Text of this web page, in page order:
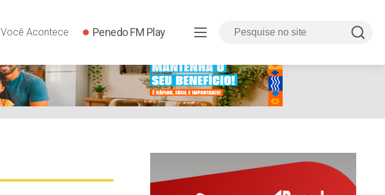
Você Acontece Penedo FM Play